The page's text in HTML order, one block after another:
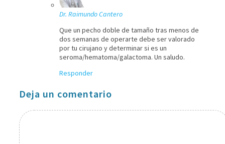
Dr. Raimundo Cantero
Que un pecho doble de tamaño tras menos de
dos semanas de operarte debe ser valorado
por tu cirujano y determinar si es un
seroma/hematoma/galactoma. Un saludo.
Responder
Deja un comentario